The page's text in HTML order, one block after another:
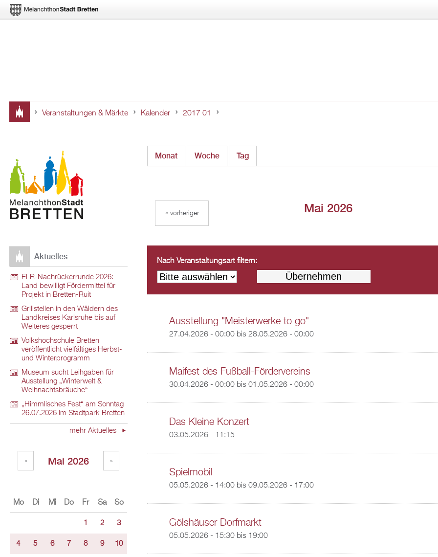
hier
Veranstaltungen & Märkte Kalender 2017 01
Monat(aktiver Reiter)
Woche Tag
Mai 2026
« vorheriger
Nach Veranstaltungsart filtern:
Ausstellung "Meisterwerke to go"
27.04.2026 - 00:00bis 28.05.2026 - 00:00
Maifest des Fußball-Fördervereins
30.04.2026 - 00:00bis 01.05.2026 - 00:00
Das Kleine Konzert
03.05.2026 - 11:15
Spielmobil
05.05.2026 - 14:00bis 09.05.2026 - 17:00
Gölshäuser Dorfmarkt
05.05.2026 - 15:30bis 19:00
Aktuelles
ELR-Nachrückerrunde 2026:
Land bewilligt Fördermittel für
Projekt in Bretten-Ruit
Grillstellen in den Wäldern des
Landkreises Karlsruhe bis auf
Weiteres gesperrt
Volkshochschule Bretten
veröffentlicht vielfältiges Herbst-
und Winterprogramm
Museum sucht Leihgaben für
Ausstellung „Winterwelt &
Weihnachtsbräuche“
„Himmlisches Fest“ am Sonntag
26.07.2026 im Stadtpark Bretten
mehr Aktuelles
Mai 2026
« »
Mo Di Mi Do Fr Sa So
1 2 3
4 5 6 7 8 9 10